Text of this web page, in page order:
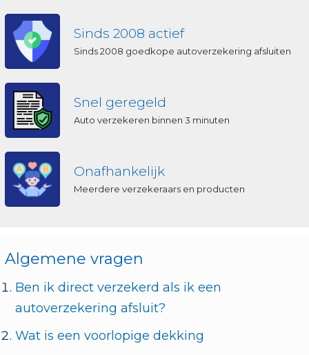
Sinds 2008 actief
Sinds 2008 goedkope autoverzekering afsluiten
Snel geregeld
Auto verzekeren binnen 3 minuten
Onafhankelijk
Meerdere verzekeraars en producten
Algemene vragen
Ben ik direct verzekerd als ik een
autoverzekering afsluit?
Wat is een voorlopige dekking